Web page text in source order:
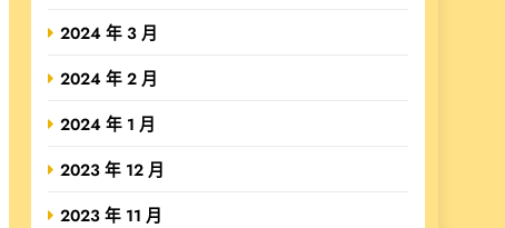
2024 年 3 月
2024 年 2 月
2024 年 1 月
2023 年 12 月
2023 年 11 月